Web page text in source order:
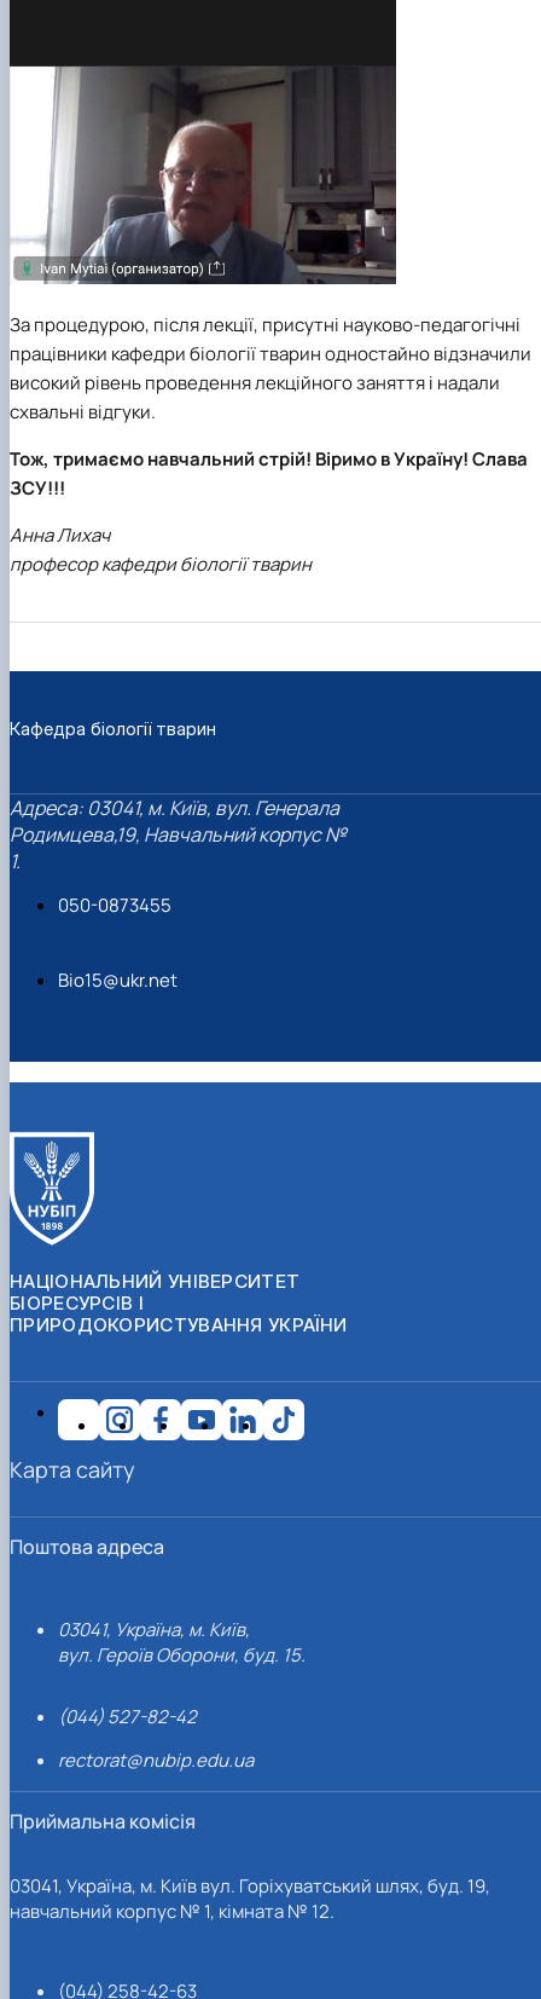
За процедурою, після лекції, присутні науково-педагогічні
працівники кафедри біології тварин одностайно відзначили
високий рівень проведення лекційного заняття і надали
схвальні відгуки.
Тож, тримаємо навчальний стрій! Віримо в Україну! Слава
ЗСУ!!!
Анна Лихач
професор кафедри біології тварин
Кафедра біології тварин
Адреса: 03041, м. Київ, вул. Генерала
Родимцева,19, Навчальний корпус №
1.
050-0873455
Bio15@ukr.net
НАЦІОНАЛЬНИЙ УНІВЕРСИТЕТ
БІОРЕСУРСІВ І
ПРИРОДОКОРИСТУВАННЯ УКРАЇНИ
Поштова адреса
03041, Україна, м. Київ,
вул. Героїв Оборони, буд. 15.
(044) 527-82-42
rectorat@nubip.edu.ua
Приймальна комісія
03041, Україна, м. Київ вул. Горіхуватський шлях, буд. 19,
навчальний корпус № 1, кімната № 12.
(044) 258-42-63
Карта сайту